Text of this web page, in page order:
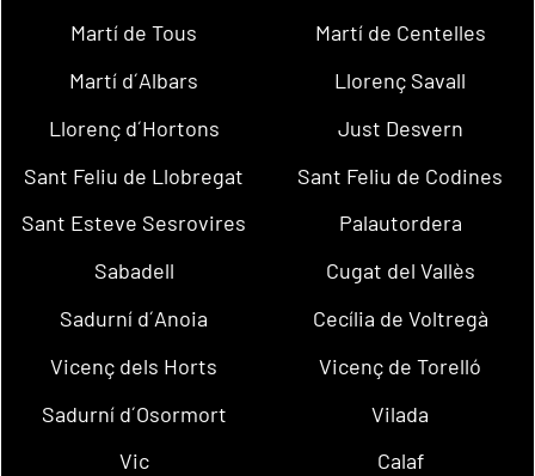
Martí de Tous
Martí de Centelles
Martí d´Albars
Llorenç Savall
Llorenç d´Hortons
Just Desvern
Sant Feliu de Llobregat
Sant Feliu de Codines
Sant Esteve Sesrovires
Palautordera
Sabadell
Cugat del Vallès
Sadurní d´Anoia
Cecília de Voltregà
Vicenç dels Horts
Vicenç de Torelló
Sadurní d´Osormort
Vilada
Vic
Calaf